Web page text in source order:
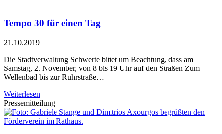
Tempo 30 für einen Tag
21.10.2019
Die Stadtverwaltung Schwerte bittet um Beachtung, dass am
Samstag, 2. November, von 8 bis 19 Uhr auf den Straßen Zum
Wellenbad bis zur Ruhrstraße…
Weiterlesen
Pressemitteilung